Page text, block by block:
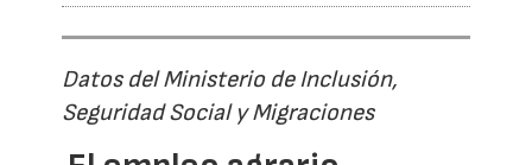
Datos del Ministerio de Inclusión,
Seguridad Social y Migraciones